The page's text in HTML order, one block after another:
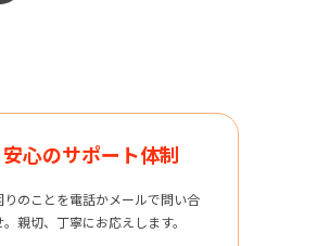
安心のサポート体制
りのことを電話かメールで問い合
。親切、丁寧にお応えします。